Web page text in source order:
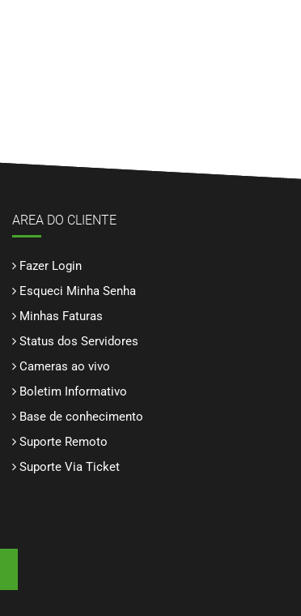
AREA DO CLIENTE
Fazer Login
Esqueci Minha Senha
Minhas Faturas
Status dos Servidores
Cameras ao vivo
Boletim Informativo
Base de conhecimento
Suporte Remoto
Suporte Via Ticket